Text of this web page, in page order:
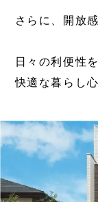
さらに、開放
日々の利便性
快適な暮らし